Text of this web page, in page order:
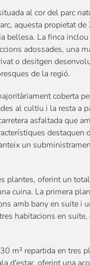
al cor del parc
aquesta propietat
bellesa. La finca
adossades, una
o desitgen
de la regió.
coberta
al cultiu i la resta a
asfaltada que
un
plantes, oferint un
cuina. La primera
amb bany en suite i
habitacions en
m² repartida en tres